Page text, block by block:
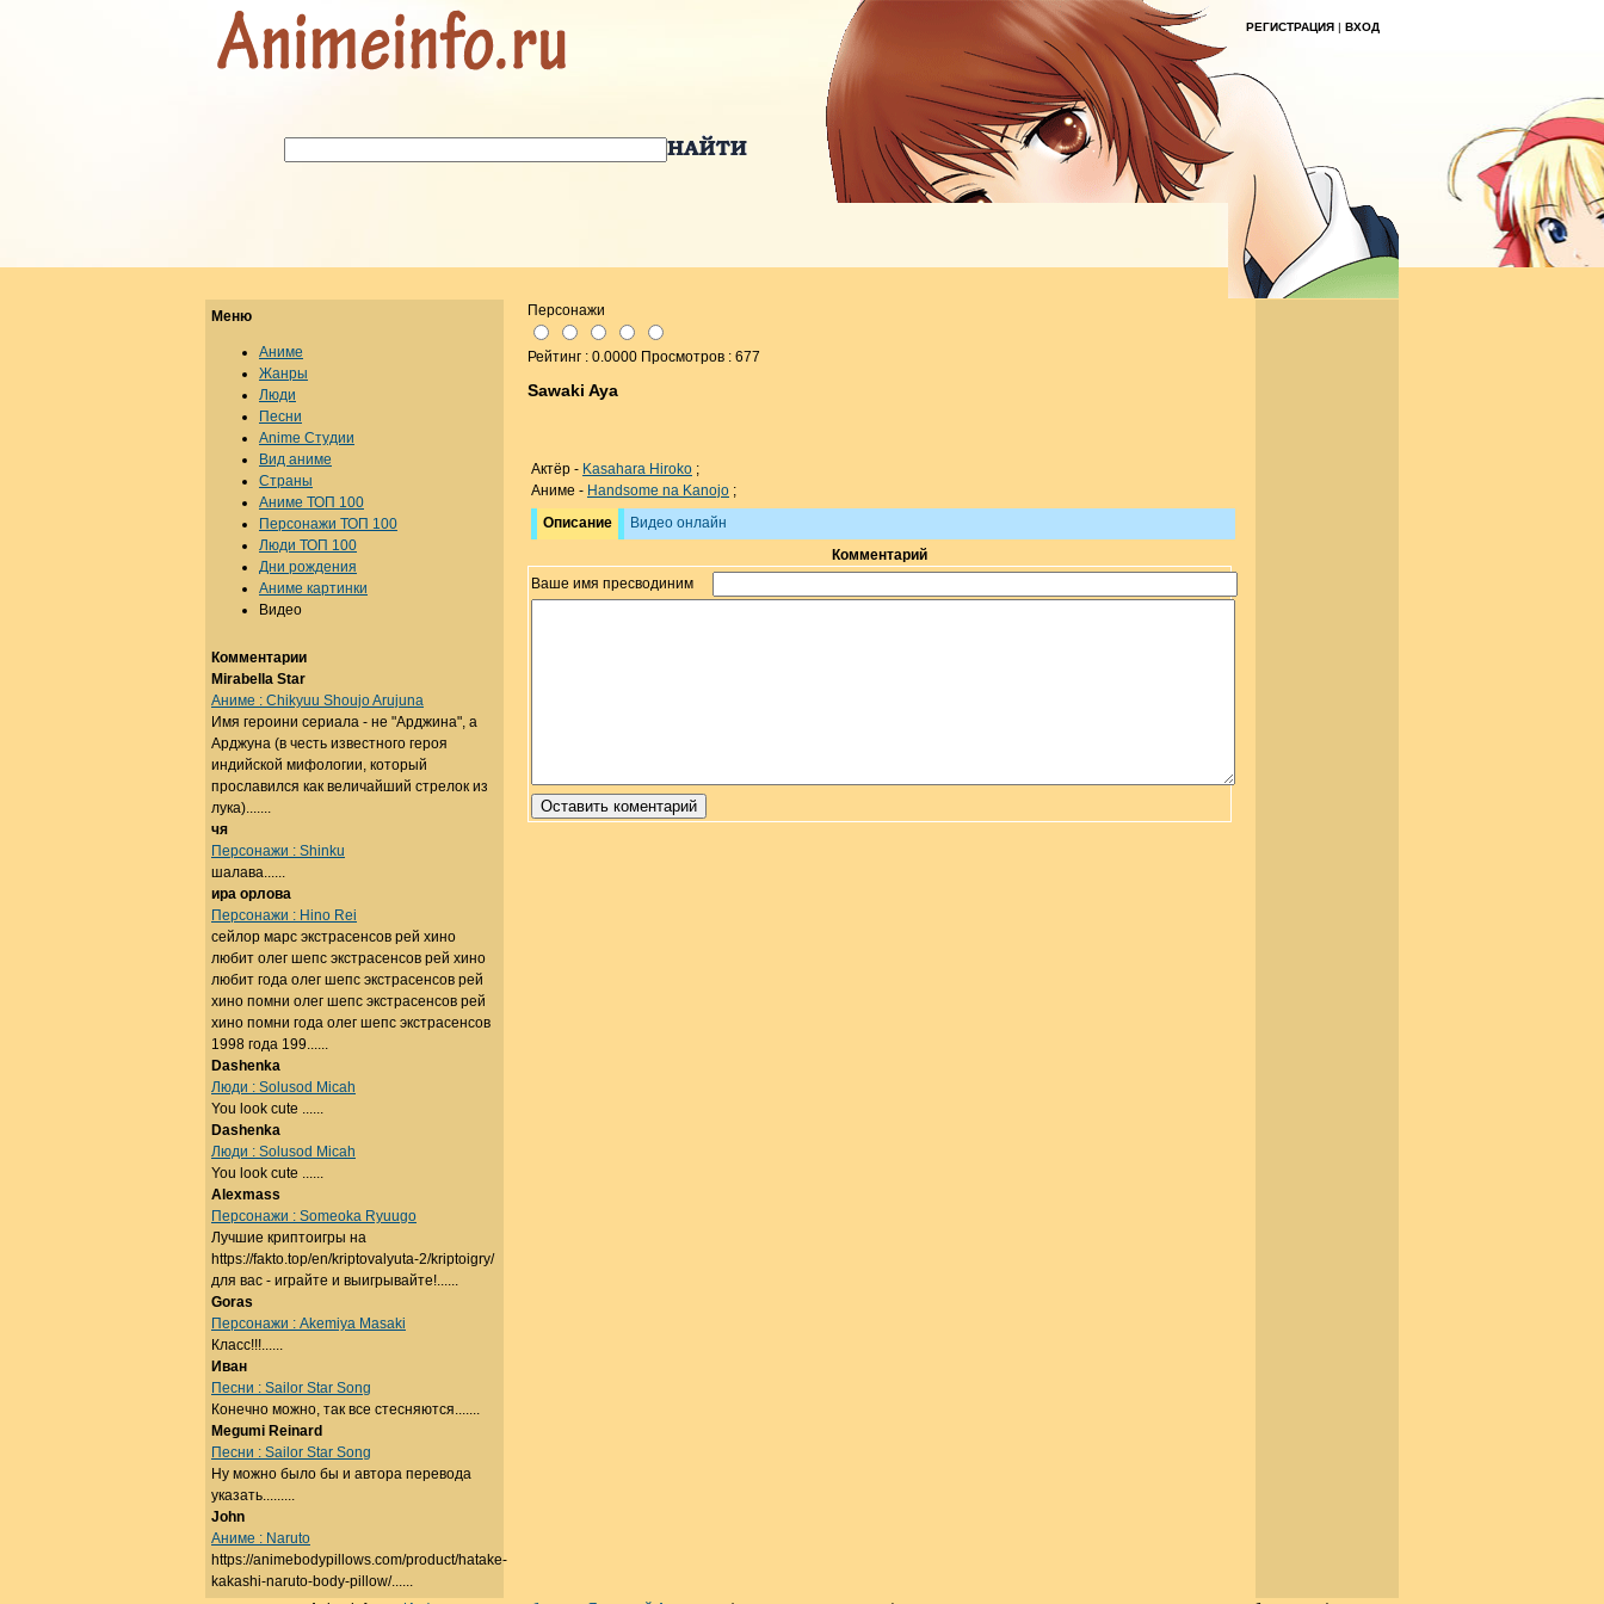
РЕГИСТРАЦИЯ | ВХОД
Персонажи
Рейтинг : 0.0000 Просмотров : 677
Sawaki Aya
Актёр - Kasahara Hiroko ;
Аниме - Handsome na Kanojo ;
Описание
Видео онлайн
Комментарий
Ваше имя пресводиним
Меню
Аниме
Жанры
Люди
Песни
Anime Студии
Вид аниме
Страны
Аниме ТОП 100
Персонажи ТОП 100
Люди ТОП 100
Дни рождения
Аниме картинки
Видео
Комментарии
Mirabella Star
Аниме : Chikyuu Shoujo Arujuna
Имя героини сериала - не "Арджина", а
Арджуна (в честь известного героя
индийской мифологии, который
прославился как величайший стрелок из
лука).......
чя
Персонажи : Shinku
шалава......
ира орлова
Персонажи : Hino Rei
сейлор марс экстрасенсов рей хино
любит олег шепс экстрасенсов рей хино
любит года олег шепс экстрасенсов рей
хино помни олег шепс экстрасенсов рей
хино помни года олег шепс экстрасенсов
1998 года 199......
Dashenka
Люди : Solusod Micah
You look cute ......
Dashenka
Люди : Solusod Micah
You look cute ......
Alexmass
Персонажи : Someoka Ryuugo
Лучшие криптоигры на
https://fakto.top/en/kriptovalyuta-2/kriptoigry/
для вас - играйте и выигрывайте!......
Goras
Персонажи : Akemiya Masaki
Класс!!!......
Иван
Песни : Sailor Star Song
Конечно можно, так все стесняются.......
Megumi Reinard
Песни : Sailor Star Song
Ну можно было бы и автора перевода
указать.........
John
Аниме : Naruto
https://animebodypillows.com/product/hatake-
kakashi-naruto-body-pillow/......